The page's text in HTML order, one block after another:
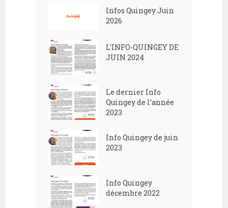
Infos Quingey Juin
2026
L’INFO-QUINGEY DE
JUIN 2024
Le dernier Info
Quingey de l’année
2023
Info Quingey de juin
2023
Info Quingey
décembre 2022